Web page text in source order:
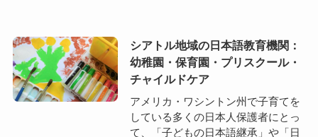
シアトル地域の日本語教育機関：
幼稚園・保育園・プリスクール・
チャイルドケア
アメリカ・ワシントン州で子育てを
している多くの日本人保護者にとっ
て、「子どもの日本語継承」や「日